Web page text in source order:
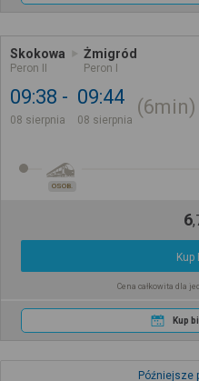
Skokowa
Peron II
Żmigród
Peron I
09:38
08 sierpnia
09:44
08 sierpnia
6min
OSOB.
6,
Kup
Cena całkowita dla
Kup
Późniejsze